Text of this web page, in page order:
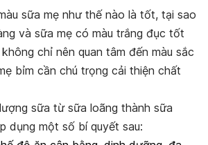
sữa mẹ như thế nào là tốt, tại sao
và sữa mẹ có màu trắng đục tốt
không chỉ nên quan tâm đến màu sắc
bỉm cần chú trọng cải thiện chất
sữa từ sữa loãng thành sữa
dụng một số bí quyết sau: